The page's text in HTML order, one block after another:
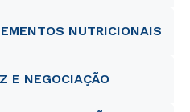
NUTRICIONAIS
E NEGOCIAÇÃO